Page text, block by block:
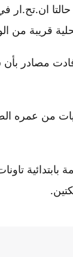
ان.تح.ار
قريبة من
مصادر
من عمره